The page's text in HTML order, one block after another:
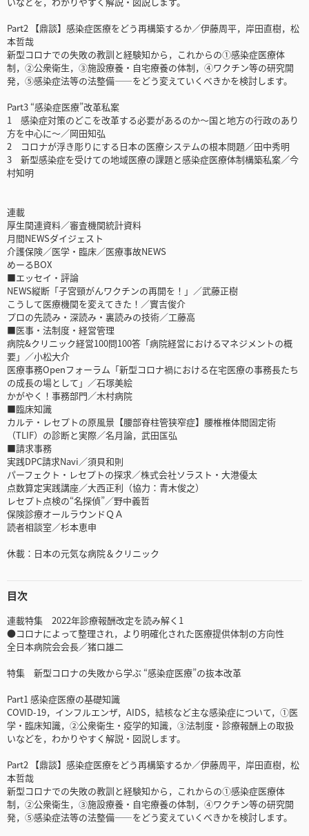
Part2 【鼎談】感染症医療をどう再構築するか／伊藤周平，岸田直樹，松
本哲哉
新型コロナでの失敗の教訓と経験知から，これからの①感染症医療体
制，②公衆衛生，③施設療養・自宅療養の体制，④ワクチン等の研究開
発，⑤感染症法等の法整備――をどう変えていくべきかを検討します。
Part3 “感染症医療”改革私案
1 感染症対策のどこを改革する必要があるのか～国と地方の行政のあり
方を中心に～／岡田知弘
2 コロナが浮き彫りにする日本の医療システムの根本問題／田中秀明
3 新型感染症を受けての地域医療の課題と感染症医療体制構築私案／今
村知明
連載
厚生関連資料／審査機関統計資料
月間NEWSダイジェスト
介護保険／医学・臨床／医療事故NEWS
めーるBOX
■エッセイ・評論
NEWS縦断「子宮頸がんワクチンの再開を！」／武藤正樹
こうして医療機関を変えてきた！／實吉俊介
プロの先読み・深読み・裏読みの技術／工藤高
■医事・法制度・経営管理
病院&クリニック経営100問100答「病院経営におけるマネジメントの概
要」／小松大介
医療事務Openフォーラム「新型コロナ禍における在宅医療の事務長たち
の成長の場として」／石塚美絵
かがやく！事務部門／木村病院
■臨床知識
カルテ・レセプトの原風景【腰部脊柱管狭窄症】腰椎椎体間固定術
（TLIF）の診断と実際／名月論，武田匤弘
■請求事務
実践DPC請求Navi／須貝和則
パーフェクト・レセプトの探求／株式会社ソラスト・大港優太
点数算定実践講座／大西正利（協力：青木俊之）
レセプト点検の“名探偵”／野中義哲
保険診療オールラウンドＱＡ
読者相談室／杉本恵申
休載：日本の元気な病院＆クリニック
目次
連載特集 2022年診療報酬改定を読み解く1
●コロナによって整理され，より明確化された医療提供体制の方向性
全日本病院会会長／猪口雄二
特集 新型コロナの失敗から学ぶ “感染症医療”の抜本改革
Part1 感染症医療の基礎知識
COVID-19，インフルエンザ，AIDS，結核など主な感染症について，①医
学・臨床知識，②公衆衛生・疫学的知識，③法制度・診療報酬上の取扱
いなどを，わかりやすく解説・図説します。
Part2 【鼎談】感染症医療をどう再構築するか／伊藤周平，岸田直樹，松
本哲哉
新型コロナでの失敗の教訓と経験知から，これからの①感染症医療体
制，②公衆衛生，③施設療養・自宅療養の体制，④ワクチン等の研究開
発，⑤感染症法等の法整備――をどう変えていくべきかを検討します。